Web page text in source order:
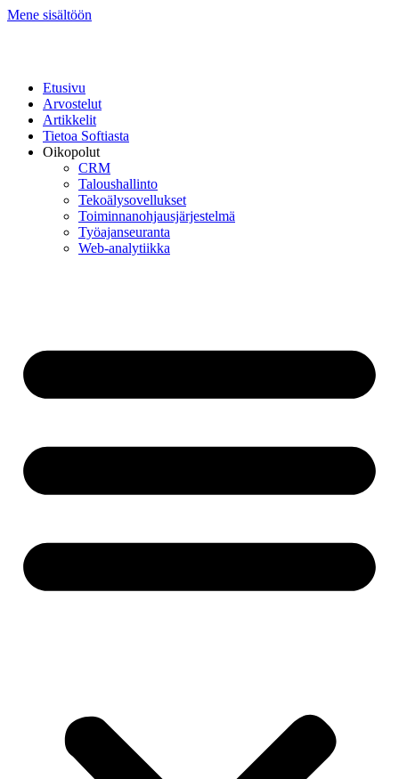
Mene sisältöön
Etusivu
Arvostelut
Artikkelit
Tietoa Softiasta
Oikopolut
CRM
Taloushallinto
Tekoälysovellukset
Toiminnan­ohjausjärjestelmä
Työajanseuranta
Web-analytiikka